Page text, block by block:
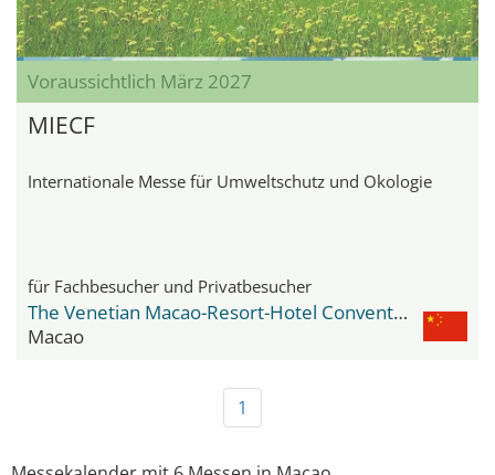
Voraussichtlich März 2027
MIECF
Internationale Messe für Umweltschutz und Ökologie
für Fachbesucher und Privatbesucher
The Venetian Macao-Resort-Hotel Convention & Exhibition Center
Macao
1